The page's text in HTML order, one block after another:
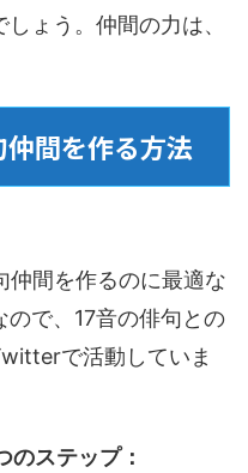
ょう。仲間の力は、
間を作る方法
間を作るのに最適な
ので、17音の俳句との
で活動していま
ステップ：